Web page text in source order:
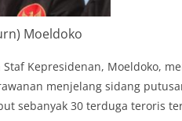
Moeldoko
Staf Kepresidenan, Moeldoko,
menjelang sidang
sebanyak 30 terduga teroris